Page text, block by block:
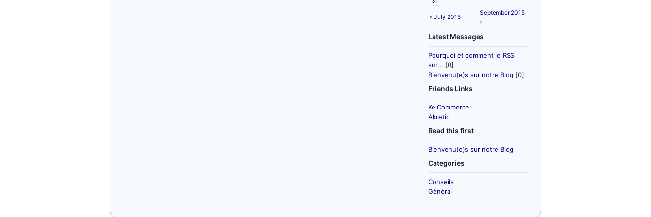
« July 2015
September 2015
»
Latest Messages
Pourquoi et comment le RSS
sur... [0]
Bienvenu(e)s sur notre Blog [0]
Friends Links
KelCommerce
Akretio
Read this first
Bienvenu(e)s sur notre Blog
Categories
Conseils
Général